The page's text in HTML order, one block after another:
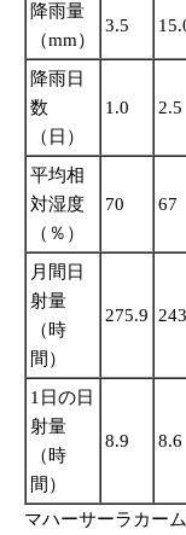
降雨量
（mm）
3.5
降雨日
数
（日）
1.0 2.5
平均相
対湿度
（％）
70 67
月間日
射量
（時
間）
275.9
1日の日
射量
（時
間）
8.9 8.6
マハーサーラカー